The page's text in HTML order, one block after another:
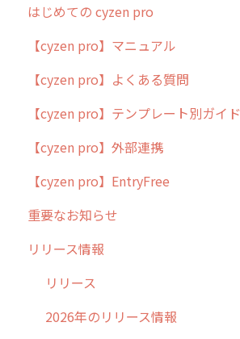
はじめての cyzen pro
cyzen pro とは？
簡易マニュアル
cyzen proの位置情報取得について
用語集
よくある質問
【cyzen pro】マニュアル
【cyzen pro】よくある質問
【cyzen pro】テンプレート別ガイド
ポスティング
ラウンダー
メンテナンス
外廻り営業
清掃
不動産
【cyzen pro】外部連携
【cyzen pro】EntryFree
重要なお知らせ
過去の重要なお知らせ
障害情報
リリース情報
リリース
2026年のリリース情報